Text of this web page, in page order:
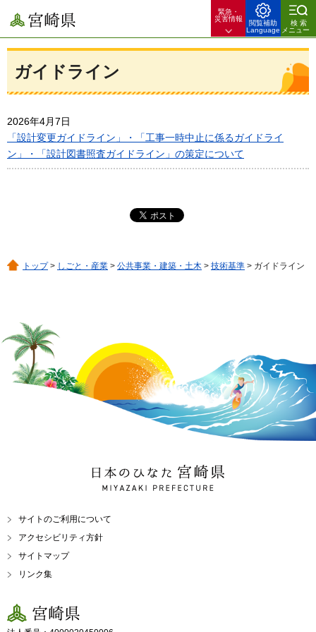
宮崎県
緊急・
災害情報
閲覧補助
Language
検索
メニュー
ガイドライン
2026年4月7日
「設計変更ガイドライン」・「工事一時中止に係るガイドライ
ン」・「設計図書照査ガイドライン」の策定について
トップ> しごと・産業 > 公共事業・建築・土木 > 技術基準 > ガイドライン
日本のひなた 宮崎県
MIYAZAKI PREFECTURE
サイトのご利用について
アクセシビリティ方針
サイトマップ
リンク集
宮崎県